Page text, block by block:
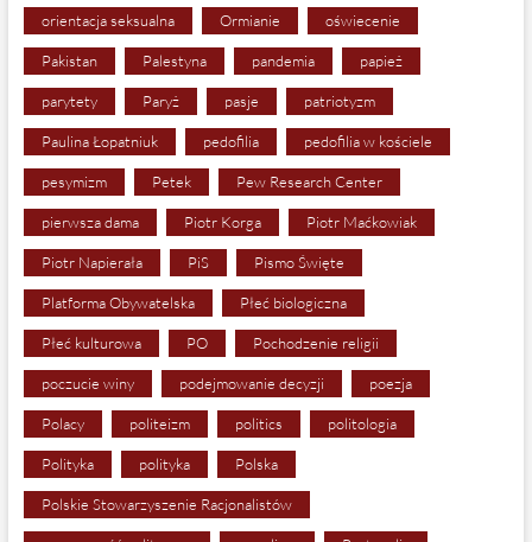
orientacja seksualna Ormianie oświecenie
Pakistan Palestyna pandemia papież
parytety Paryż pasje patriotyzm
Paulina Łopatniuk pedofilia pedofilia w kościele
pesymizm Petek Pew Research Center
pierwsza dama Piotr Korga Piotr Maćkowiak
Piotr Napierała PiS Pismo Święte
Platforma Obywatelska Płeć biologiczna
Płeć kulturowa PO Pochodzenie religii
poczucie winy podejmowanie decyzji poezja
Polacy politeizm politics politologia
Polityka polityka Polska
Polskie Stowarzyszenie Racjonalistów